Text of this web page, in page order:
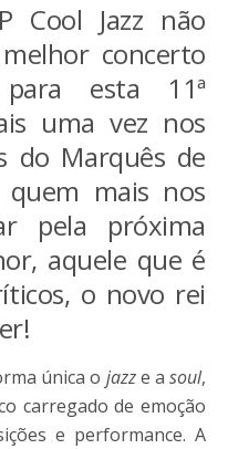
Cool Jazz não
concerto
esta 11ª
uma vez nos
do Marquês de
quem mais nos
pela próxima
aquele que é
o novo rei
única o jazze a soul,
carregado de emoção
e performance. A